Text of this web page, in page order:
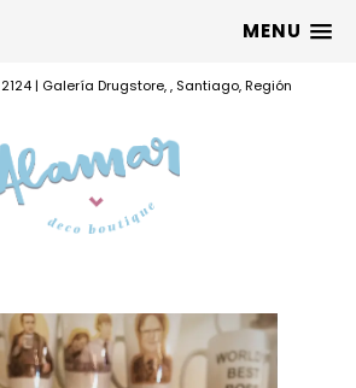
MENU
| Galería Drugstore, , Santiago, Región